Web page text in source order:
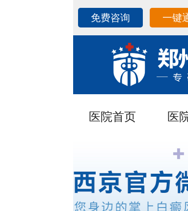
免费咨询 一键
医院首页 医